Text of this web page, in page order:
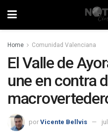
Home Comunidad Valenciana
El Valle de
une en contra
por Vicente Bellvis